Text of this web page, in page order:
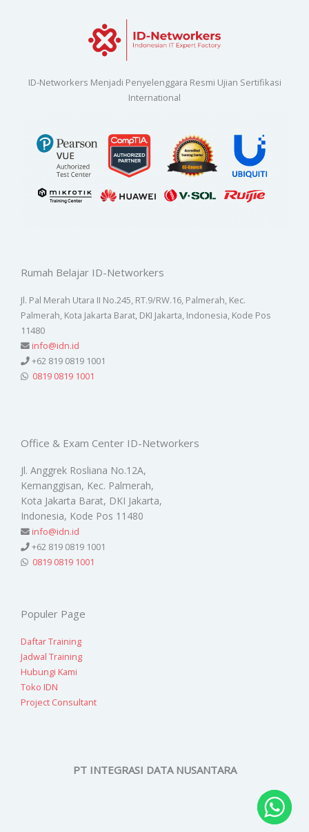
ID-Networkers Menjadi Penyelenggara Resmi Ujian Sertifikasi
International
Rumah Belajar ID-Networkers
Jl. Pal Merah Utara II No.245, RT.9/RW.16, Palmerah, Kec.
Palmerah, Kota Jakarta Barat, DKI Jakarta, Indonesia, Kode Pos
11480
info@idn.id
+62 819 0819 1001
0819 0819 1001
Office & Exam Center ID-Networkers
Jl. Anggrek Rosliana No.12A,
Kemanggisan, Kec. Palmerah,
Kota Jakarta Barat, DKI Jakarta,
Indonesia, Kode Pos 11480
info@idn.id
+62 819 0819 1001
0819 0819 1001
Populer Page
Daftar Training
Jadwal Training
Hubungi Kami
Toko IDN
Project Consultant
PT INTEGRASI DATA NUSANTARA